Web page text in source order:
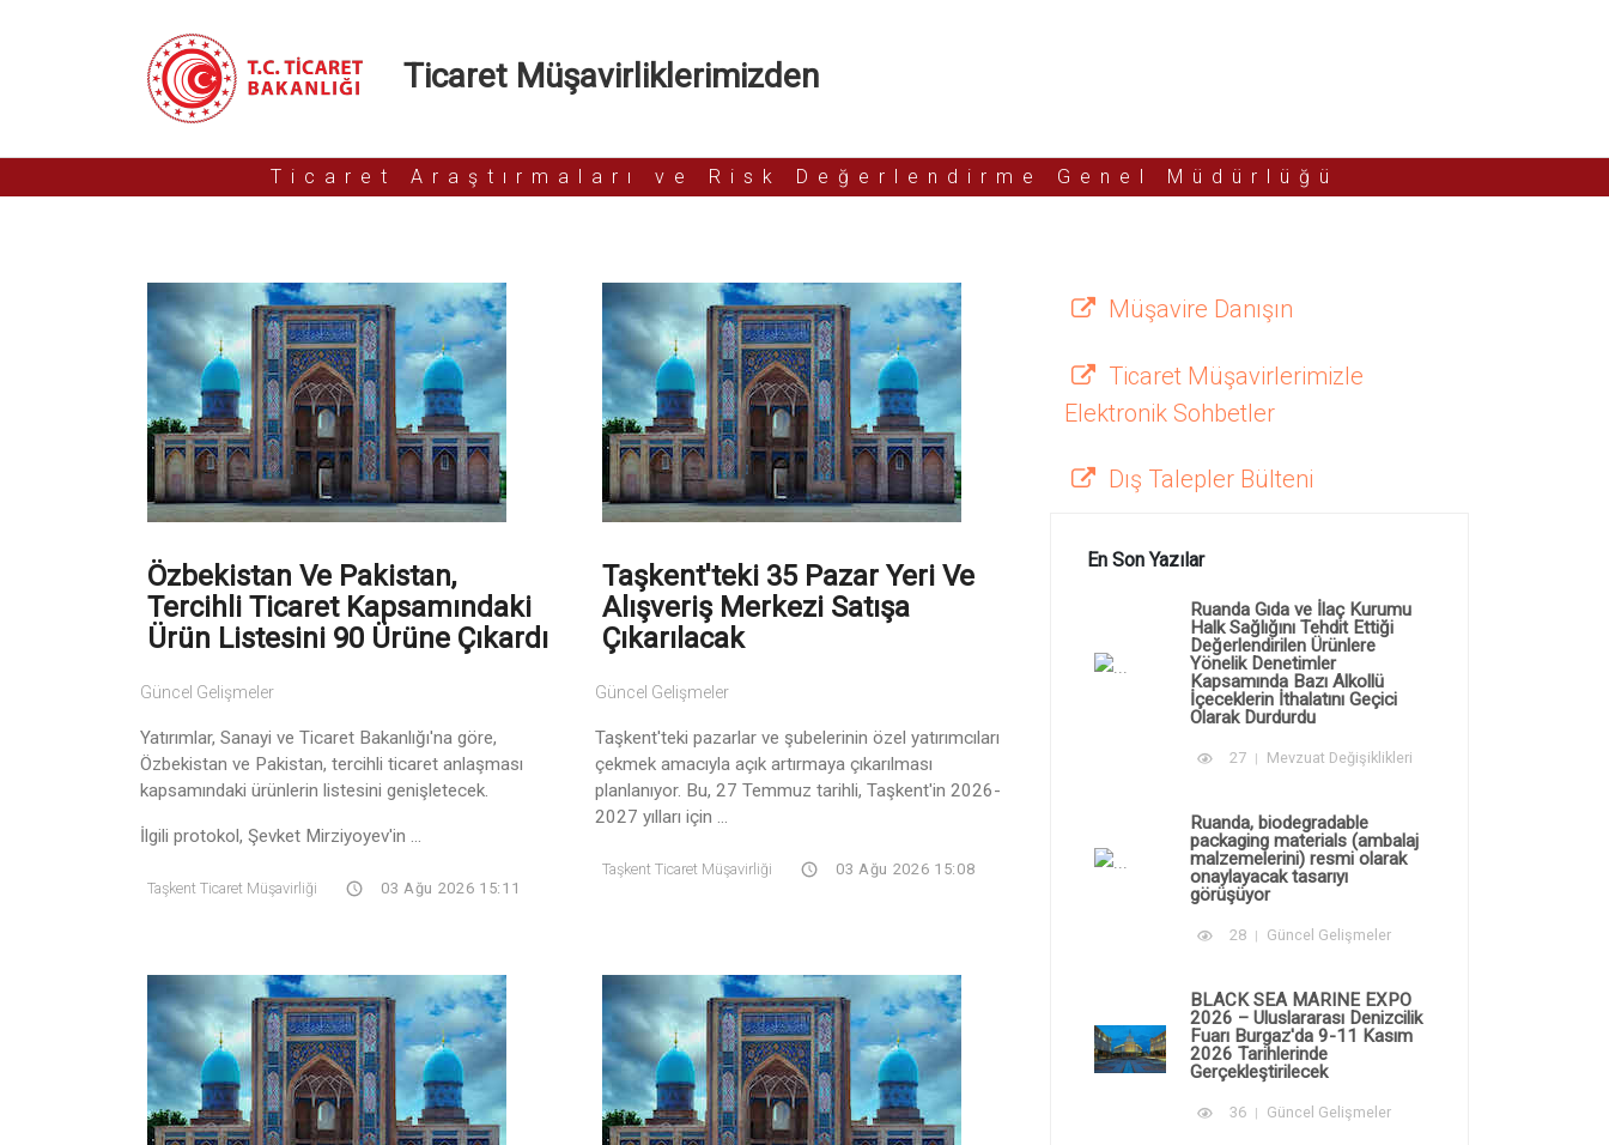
Ticaret Müşavirliklerimizden
Ticaret Araştırmaları ve Risk Değerlendirme Genel Müdürlüğü
Özbekistan Ve Pakistan,
Tercihli Ticaret Kapsamındaki
Ürün Listesini 90 Ürüne Çıkardı
Güncel Gelişmeler
Yatırımlar, Sanayi ve Ticaret Bakanlığı'na göre,
Özbekistan ve Pakistan, tercihli ticaret anlaşması
kapsamındaki ürünlerin listesini genişletecek.
İlgili protokol, Şevket Mirziyoyev'in ...
Taşkent Ticaret Müşavirliği 03 Ağu 2026 15:11
Taşkent'teki 35 Pazar Yeri Ve
Alışveriş Merkezi Satışa
Çıkarılacak
Güncel Gelişmeler
Taşkent'teki pazarlar ve şubelerinin özel yatırımcıları
çekmek amacıyla açık artırmaya çıkarılması
planlanıyor. Bu, 27 Temmuz tarihli, Taşkent'in 2026-
2027 yılları için ...
Taşkent Ticaret Müşavirliği 03 Ağu 2026 15:08
Müşavire Danışın
Ticaret Müşavirlerimizle
Elektronik Sohbetler
Dış Talepler Bülteni
En Son Yazılar
Ruanda Gıda ve İlaç Kurumu
Halk Sağlığını Tehdit Ettiği
Değerlendirilen Ürünlere
Yönelik Denetimler
Kapsamında Bazı Alkollü
İçeceklerin İthalatını Geçici
Olarak Durdurdu
27 Mevzuat Değişiklikleri
Ruanda, biodegradable
packaging materials (ambalaj
malzemelerini) resmi olarak
onaylayacak tasarıyı
görüşüyor
28 Güncel Gelişmeler
BLACK SEA MARINE EXPO
2026 – Uluslararası Denizcilik
Fuarı Burgaz'da 9-11 Kasım
2026 Tarihlerinde
Gerçekleştirilecek
36 Güncel Gelişmeler